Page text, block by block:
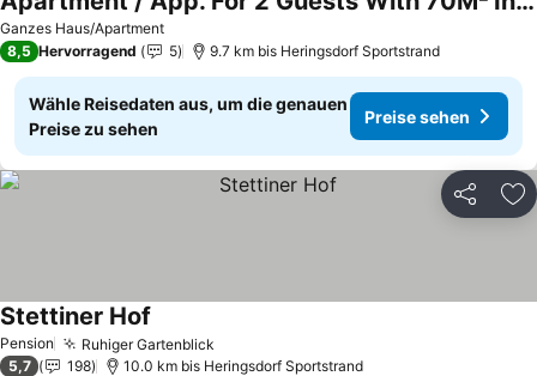
Ganzes Haus/Apartment
Preise sehen
8,5 Hervorragend 5 9.7 km bis Heringsdorf Sportstrand
Wähle Reisedaten aus, um die genauen
Preise zu sehen
Preise sehen
Teilen
Pension Ruhiger Gartenblick
Stettiner Hof
5,7 198 10.0 km bis Heringsdorf Sportstrand